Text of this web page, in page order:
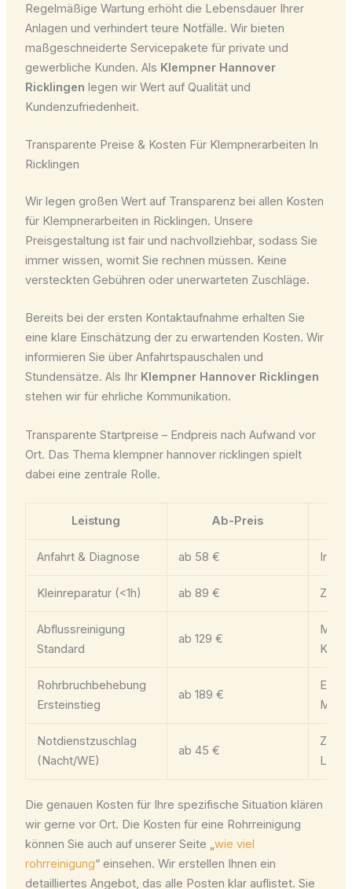
Regelmäßige Wartung erhöht die Lebensdauer Ihrer
Anlagen und verhindert teure Notfälle. Wir bieten
maßgeschneiderte Servicepakete für private und
gewerbliche Kunden. Als Klempner Hannover
Ricklingen legen wir Wert auf Qualität und
Kundenzufriedenheit.
Transparente Preise & Kosten Für Klempnerarbeiten In
Ricklingen
Wir legen großen Wert auf Transparenz bei allen Kosten
für Klempnerarbeiten in Ricklingen. Unsere
Preisgestaltung ist fair und nachvollziehbar, sodass Sie
immer wissen, womit Sie rechnen müssen. Keine
versteckten Gebühren oder unerwarteten Zuschläge.
Bereits bei der ersten Kontaktaufnahme erhalten Sie
eine klare Einschätzung der zu erwartenden Kosten. Wir
informieren Sie über Anfahrtspauschalen und
Stundensätze. Als Ihr Klempner Hannover Ricklingen
stehen wir für ehrliche Kommunikation.
Transparente Startpreise – Endpreis nach Aufwand vor
Ort. Das Thema klempner hannover ricklingen spielt
dabei eine zentrale Rolle.
Leistung Ab-Preis
Anfahrt & Diagnose ab 58 €
Kleinreparatur (<1h) ab 89 € Zzgl.
Abflussreinigung
Standard
ab 129 €
Rohrbruchbehebung
Ersteinstieg
ab 189 €
Exkl.
Notdienstzuschlag
(Nacht/WE)
ab 45 €
Die genauen Kosten für Ihre spezifische Situation klären
wir gerne vor Ort. Die Kosten für eine Rohrreinigung
können Sie auch auf unserer Seite „wie viel
rohrreinigung“ einsehen. Wir erstellen Ihnen ein
detailliertes Angebot, das alle Posten klar auflistet. Sie